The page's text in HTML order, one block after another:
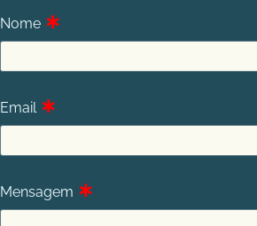
Nome ∗
Email ∗
Mensagem ∗